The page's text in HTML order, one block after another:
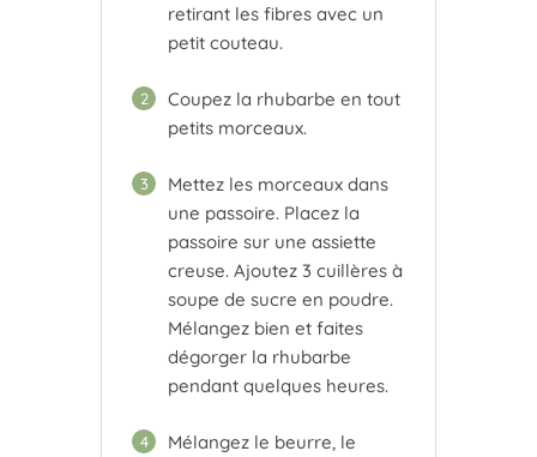
retirant les fibres avec un
petit couteau.
2
Coupez la rhubarbe en tout
petits morceaux.
3
Mettez les morceaux dans
une passoire. Placez la
passoire sur une assiette
creuse. Ajoutez 3 cuillères à
soupe de sucre en poudre.
Mélangez bien et faites
dégorger la rhubarbe
pendant quelques heures.
4
Mélangez le beurre, le